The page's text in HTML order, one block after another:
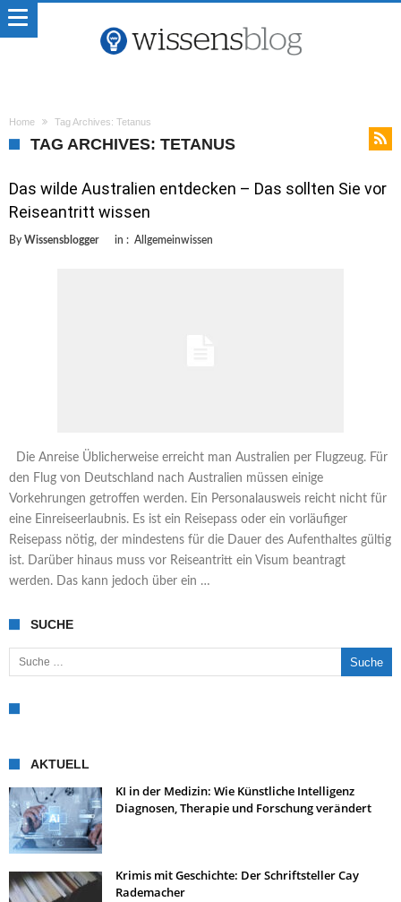
Home Tag Archives: Tetanus
TAG ARCHIVES: TETANUS
Das wilde Australien entdecken – Das sollten Sie vor
Reiseantritt wissen
By Wissensblogger in : Allgemeinwissen
Die Anreise Üblicherweise erreicht man Australien per Flugzeug. Für
den Flug von Deutschland nach Australien müssen einige
Vorkehrungen getroffen werden. Ein Personalausweis reicht nicht für
eine Einreiseerlaubnis. Es ist ein Reisepass oder ein vorläufiger
Reisepass nötig, der mindestens für die Dauer des Aufenthaltes gültig
ist. Darüber hinaus muss vor Reiseantritt ein Visum beantragt
werden. Das kann jedoch über ein …
SUCHE
Suche nach:
AKTUELL
KI in der Medizin: Wie Künstliche Intelligenz
Diagnosen, Therapie und Forschung verändert
Krimis mit Geschichte: Der Schriftsteller Cay
Rademacher